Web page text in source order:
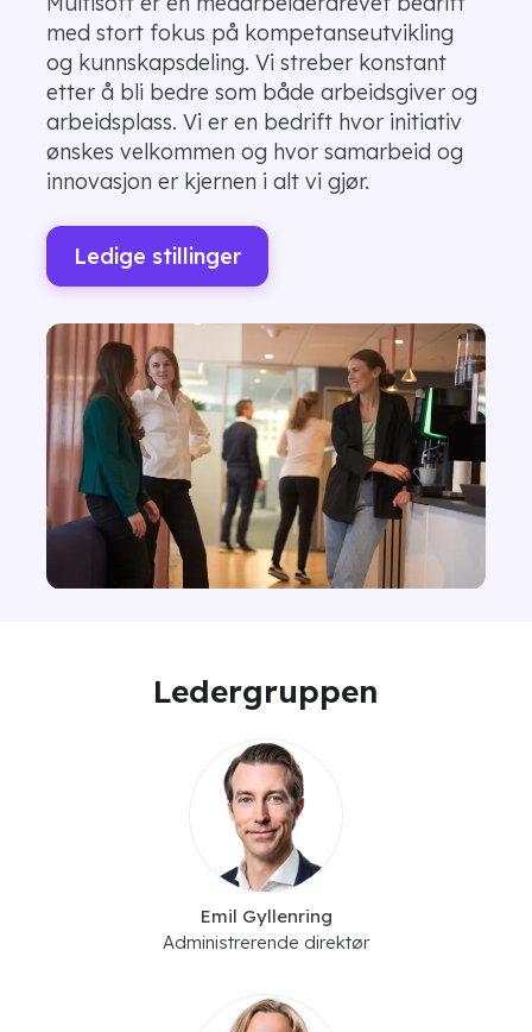
med stort fokus på kompetanseutvikling
og kunnskapsdeling. Vi streber konstant
etter å bli bedre som både arbeidsgiver og
arbeidsplass. Vi er en bedrift hvor initiativ
ønskes velkommen og hvor samarbeid og
innovasjon er kjernen i alt vi gjør.
Ledige stillinger
Ledergruppen
Emil Gyllenring
Administrerende direktør